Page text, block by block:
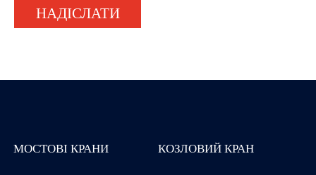
НАДІСЛАТИ
МОСТОВІ КРАНИ
КОЗЛОВИЙ КРАН